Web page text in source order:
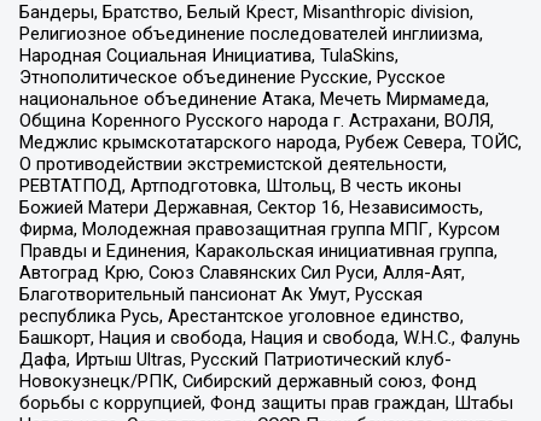
Бандеры, Братство, Белый Крест, Misanthropic division,
Религиозное объединение последователей инглиизма,
Народная Социальная Инициатива, TulaSkins,
Этнополитическое объединение Русские, Русское
национальное объединение Атака, Мечеть Мирмамеда,
Община Коренного Русского народа г. Астрахани, ВОЛЯ,
Меджлис крымскотатарского народа, Рубеж Севера, ТОЙС,
О противодействии экстремистской деятельности,
РЕВТАТПОД, Артподготовка, Штольц, В честь иконы
Божией Матери Державная, Сектор 16, Независимость,
Фирма, Молодежная правозащитная группа МПГ, Курсом
Правды и Единения, Каракольская инициативная группа,
Автоград Крю, Союз Славянских Сил Руси, Алля-Аят,
Благотворительный пансионат Ак Умут, Русская
республика Русь, Арестантское уголовное единство,
Башкорт, Нация и свобода, Нация и свобода, W.H.С., Фалунь
Дафа, Иртыш Ultras, Русский Патриотический клуб-
Новокузнецк/РПК, Сибирский державный союз, Фонд
борьбы с коррупцией, Фонд защиты прав граждан, Штабы